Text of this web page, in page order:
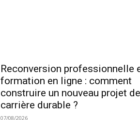
Reconversion professionnelle
formation en ligne : comment
construire un nouveau projet de
carrière durable ?
07/08/2026